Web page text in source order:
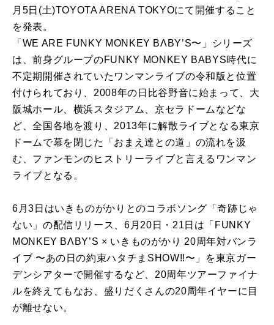
月5日(土)TOYOTA ARENA TOKYOにて開催すること
を発表。
「WE ARE FUNKY MONKEY BΛBY’S〜」シリーズ
は、前身グループのFUNKY MONKEY BABYS時代に
不定期開催されていたワンマンライブの令和版と位置
付けられており、2008年の日比谷野音に始まって、大
阪城ホール、横浜スタジアム、京セラドームなどな
ど、全国各地を渡り、2013年に解散ライブとなる東京
ドームで幕を閉じた「おまえ達との道」の流れを汲
む、ファンモンのヒストリーライブと言えるワンマン
ライブとなる。
6月3日はいきものがかりとのコラボソング「奇跡じゃ
ない」の配信リリース、6月20日・21日は「FUNKY
MONKEY BΛBY’S × いきものがかり 20周年対バンラ
イブ 〜あの日の約束ハタチまSHOW!!〜」を東京ガー
デンシアターで開催するなど、20周年ツアーファイナ
ルを終えてもなお、盛りだくさんの20周年イヤーに目
が離せない。